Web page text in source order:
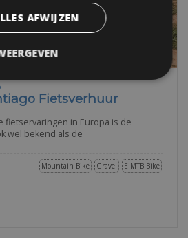
Fietsverhuur
fietservaringen in Europa is de
wel bekend als de
E MTB Bike
Gravel
Mountain Bike
AFWIJZEN